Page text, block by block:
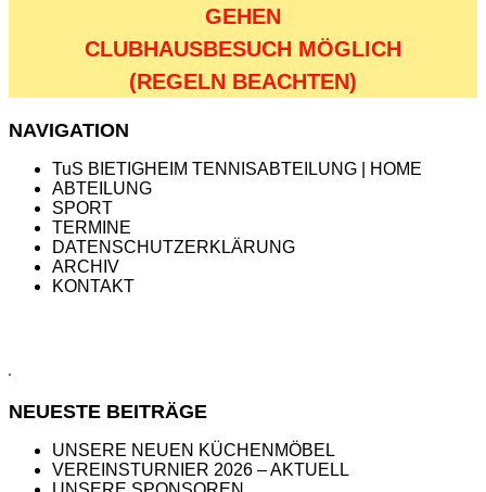
GEHEN
CLUBHAUSBESUCH MÖGLICH
(REGELN BEACHTEN)
NAVIGATION
TuS BIETIGHEIM TENNISABTEILUNG | HOME
ABTEILUNG
SPORT
TERMINE
DATENSCHUTZERKLÄRUNG
ARCHIV
KONTAKT
NEUESTE BEITRÄGE
UNSERE NEUEN KÜCHENMÖBEL
VEREINSTURNIER 2026 – AKTUELL